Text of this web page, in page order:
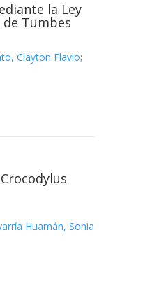
la Ley
Tumbes
Clayton Flavio;
Huamán, Sonia